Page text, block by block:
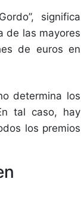
significa
de las mayores
de euros en
determina los
tal caso, hay
los premios